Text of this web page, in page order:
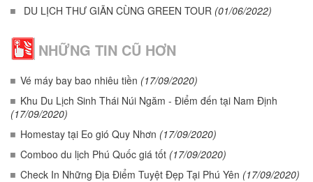
DU LỊCH THƯ GIÃN CÙNG GREEN TOUR (01/06/2022)
NHỮNG TIN CŨ HƠN
Vé máy bay bao nhiêu tiền (17/09/2020)
Khu Du Lịch Sinh Thái Núi Ngăm - Điểm đến tại Nam Định
(17/09/2020)
Homestay tại Eo gió Quy Nhơn (17/09/2020)
Comboo du lịch Phú Quốc giá tốt (17/09/2020)
Check In Những Địa Điểm Tuyệt Đẹp Tại Phú Yên (17/09/2020)